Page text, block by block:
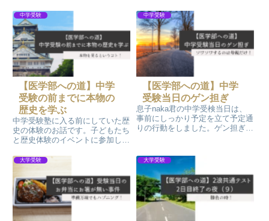
した。文系でも、理系でもないモ
ノクロが理解できる、読みやす
い、そんな本が分かりやすい本で
あろうと思い、子育ての時に選ん
できました。化学の絵本「目で見
る化学」は化学にまつわる話がふ
んだんに描かれています。ビジュ
アルも素敵です。化学は面白いが
伝わります！
中学受験
【医学部への道】中学
受験の前までに本物の
歴史を学ぶ
中学受験塾に入る前にしていた歴
史の体験のお話です。子どもたち
と歴史体験のイベントに参加した
学に行きました。歴史に全く興味
ならと一緒に学んでくれ、そして
教えてくれました。アウトプット
もママのためです。
中学受験
【医学部への道】中学
受験当日のゲン担ぎ
息子naka君の中学受検当日は、
事前にしっかり予定を立て予定通
りの行動をしました。ゲン担ぎの
知らずか息子には、あっさり拒否
されしまいました。不安だったの
は親の方ばかりだったようです。
大学受験 大学受験